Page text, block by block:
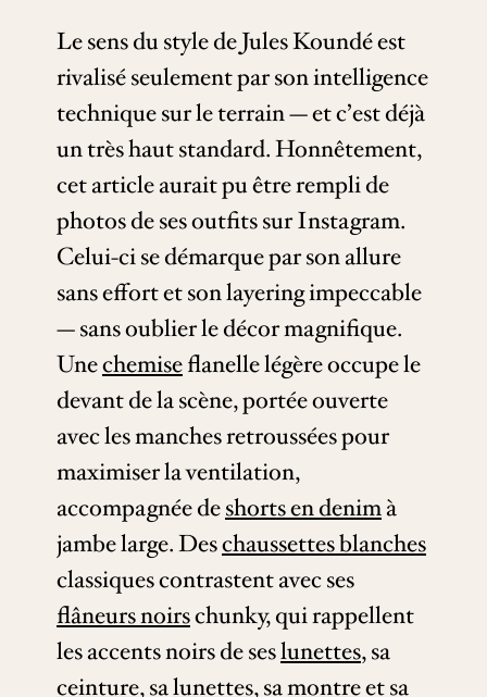
Le sens du style de Jules Koundé est
rivalisé seulement par son intelligence
technique sur le terrain — et c’est déjà
un très haut standard. Honnêtement,
cet article aurait pu être rempli de
photos de ses outfits sur Instagram.
Celui-ci se démarque par son allure
sans effort et son layering impeccable
— sans oublier le décor magnifique.
Unechemiseflanelle légère occupe le
devant de la scène, portée ouverte
avec les manches retroussées pour
maximiser la ventilation,
accompagnée deshorts en denimà
jambe large. Deschaussettes blanches
classiques contrastent avec ses
flâneurs noirschunky, qui rappellent
les accents noirs de seslunettes, sa
ceinture, salunettes, samontreet sa